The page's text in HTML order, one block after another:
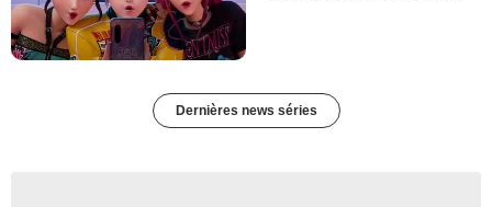
Dernières news séries